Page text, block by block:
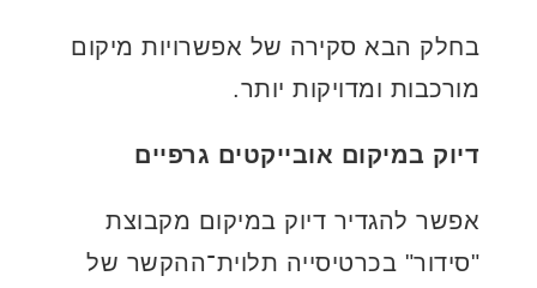
בחלק הבא סקירה של אפשרויות מיקום
מורכבות ומדויקות יותר.
דיוק במיקום אובייקטים גרפיים
אפשר להגדיר דיוק במיקום מקבוצת
"סידור" בכרטיסייה תלוית־ההקשר של